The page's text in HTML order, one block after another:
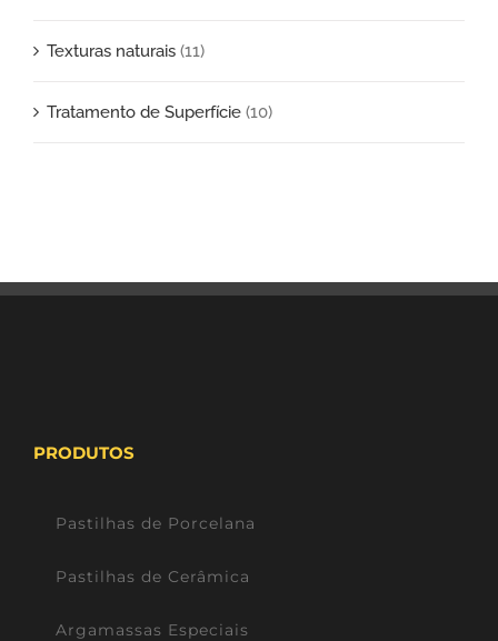
Texturas naturais (11)
Tratamento de Superfície (10)
PRODUTOS
Pastilhas de Porcelana
Pastilhas de Cerâmica
Argamassas Especiais